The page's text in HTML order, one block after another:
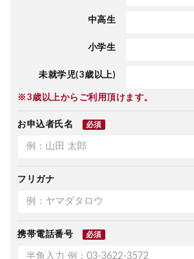
中高生
小学生
未就学児(3歳以上)
※3歳以上からご利用頂けます。
お申込者氏名 必須
フリガナ
携帯電話番号 必須